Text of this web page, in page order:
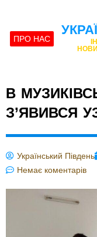
ПРО НАС
В
З’ЯВИВСЯ
Український Південь
Немає коментарів